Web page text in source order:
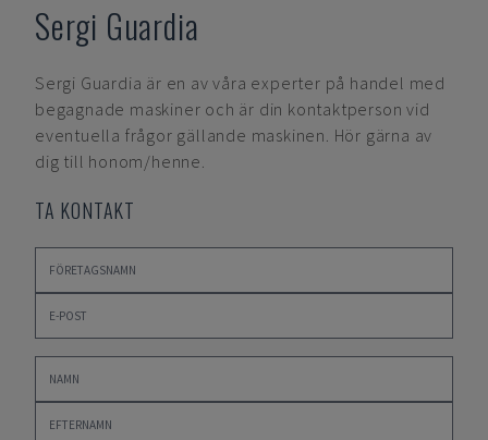
Sergi Guardia
Sergi Guardia är en av våra experter på handel med
begagnade maskiner och är din kontaktperson vid
eventuella frågor gällande maskinen. Hör gärna av
dig till honom/henne.
TA KONTAKT